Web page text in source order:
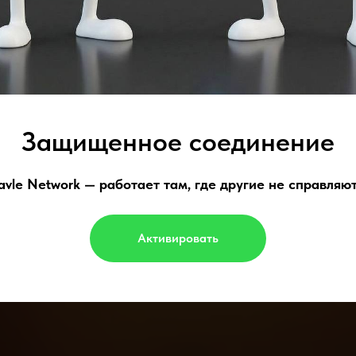
Защищенное соединение
Network — работает там, где другие не
Активировать